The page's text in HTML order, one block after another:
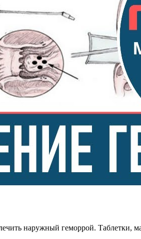
наружный геморрой. Таблетки,